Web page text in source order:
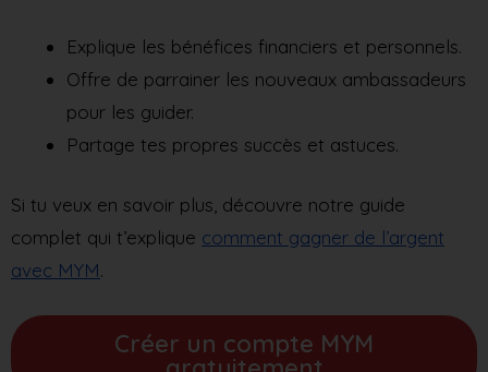
Explique les bénéfices financiers et personnels.
Offre de parrainer les nouveaux ambassadeurs
pour les guider.
Partage tes propres succès et astuces.
Si tu veux en savoir plus, découvre notre guide
complet qui t’explique comment gagner de l’argent
avec MYM.
Créer un compte MYM